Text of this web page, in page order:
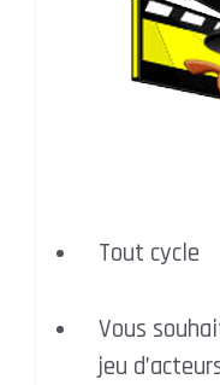
Tout cycle
Vous
jeu